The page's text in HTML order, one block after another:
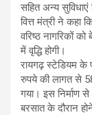
सहित अन्य सुविधाएं
वित्त मंत्री ने कहा
वरिष्ठ नागरिकों
में वृद्धि होगी।
रायगढ़ स्टेडियम के
रुपये की लागत से
गया। इस निर्माण
बरसात के दौरान